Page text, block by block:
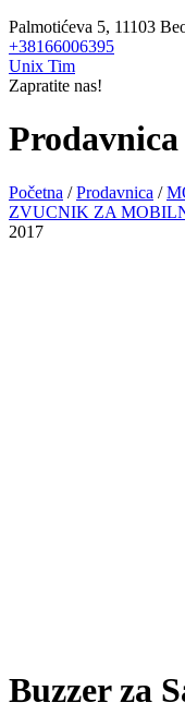
Palmotićeva 5, 11103
+38166006395
Unix Tim
Zapratite nas!
Početna /Prodavnica /
ZVUCNIK ZA
2017
Buzzer za